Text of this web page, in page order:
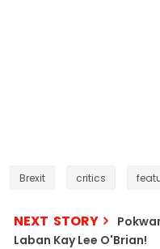
Brexit critics
NEXT STORY
Laban Kay Lee O'Brian!